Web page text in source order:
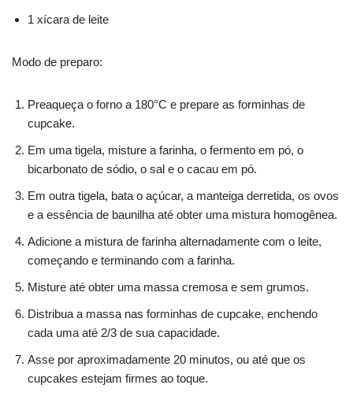
1 xícara de leite
Modo de preparo:
Preaqueça o forno a 180°C e prepare as forminhas de
cupcake.
Em uma tigela, misture a farinha, o fermento em pó, o
bicarbonato de sódio, o sal e o cacau em pó.
Em outra tigela, bata o açúcar, a manteiga derretida, os ovos
e a essência de baunilha até obter uma mistura homogênea.
Adicione a mistura de farinha alternadamente com o leite,
começando e terminando com a farinha.
Misture até obter uma massa cremosa e sem grumos.
Distribua a massa nas forminhas de cupcake, enchendo
cada uma até 2/3 de sua capacidade.
Asse por aproximadamente 20 minutos, ou até que os
cupcakes estejam firmes ao toque.